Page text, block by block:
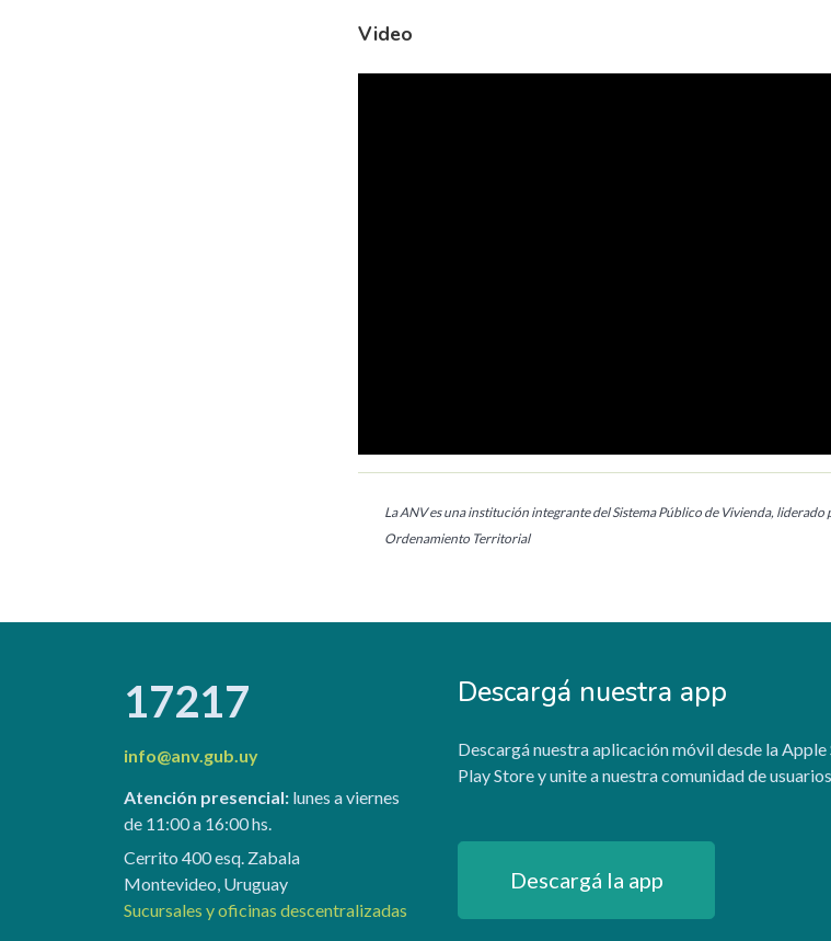
Video
La ANV es una institución integrante del Sistema Público de Vivienda,
Ordenamiento Territorial
17217
info@anv.gub.uy
Atención presencial:lunes a viernes
de 11:00 a 16:00 hs.
Cerrito 400 esq. Zabala
Montevideo, Uruguay
Sucursales y oficinas descentralizadas
Descargá nuestra app
Descargá nuestra aplicación móvil desde la Apple
Play Store y unite a nuestra comunidad de usuarios.
Descargá la app